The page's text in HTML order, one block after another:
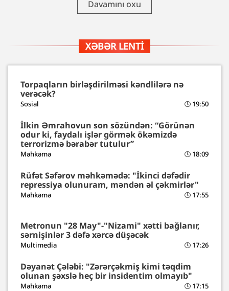
Davamını oxu
XƏBƏR LENTI
Torpaqların birləşdirilməsi kəndlilərə nə
verəcək?
Sosial 19:50
İlkin Əmrahovun son sözündən: “Görünən
odur ki, faydalı işlər görmək ökəmizdə
terrorizmə bərabər tutulur”
Məhkəmə 18:09
Rüfət Səfərov məhkəmədə: "İkinci dəfədir
repressiya olunuram, məndən əl çəkmirlər"
Məhkəmə 17:55
Metronun "28 May"-"Nizami" xətti bağlanır,
sərnişinlər 3 dəfə xərcə düşəcək
Multimedia 17:26
Dəyanət Çələbi: "Zərərçəkmiş kimi təqdim
olunan şəxslə heç bir insidentim olmayıb"
Məhkəmə 17:15